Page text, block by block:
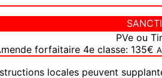
PVe ou
forfaitaire 4e classe: 135€
locales peuvent